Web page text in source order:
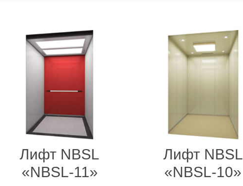
Лифт NBSL
«NBSL-11»
Лифт NBSL
«NBSL-10»